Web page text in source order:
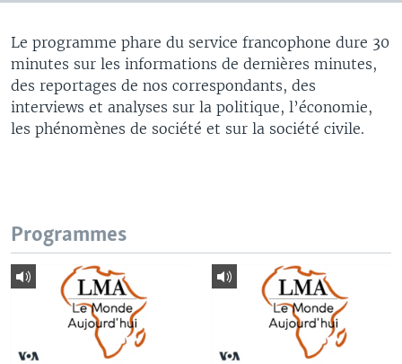
Le programme phare du service francophone dure 30
minutes sur les informations de dernières minutes,
des reportages de nos correspondants, des
interviews et analyses sur la politique, l’économie,
les phénomènes de société et sur la société civile.
Programmes